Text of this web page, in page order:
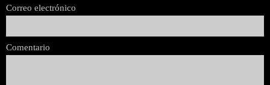
Correo electrónico
Comentario